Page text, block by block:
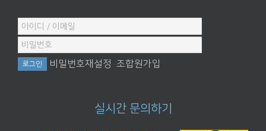
비밀번호재설정 조합원가입
실시간 문의하기